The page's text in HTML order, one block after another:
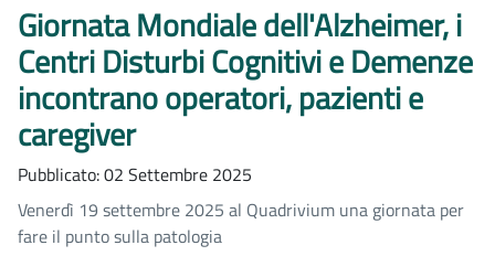
Giornata Mondiale dell'Alzheimer, i
Centri Disturbi Cognitivi e Demenze
incontrano operatori, pazienti e
caregiver
Pubblicato: 02 Settembre 2025
Venerdì 19 settembre 2025 al Quadrivium una giornata per
fare il punto sulla patologia